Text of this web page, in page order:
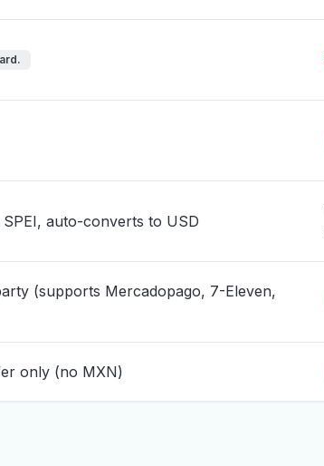
auto-converts to USD
(supports Mercadopago, 7-Eleven,
only (no MXN)